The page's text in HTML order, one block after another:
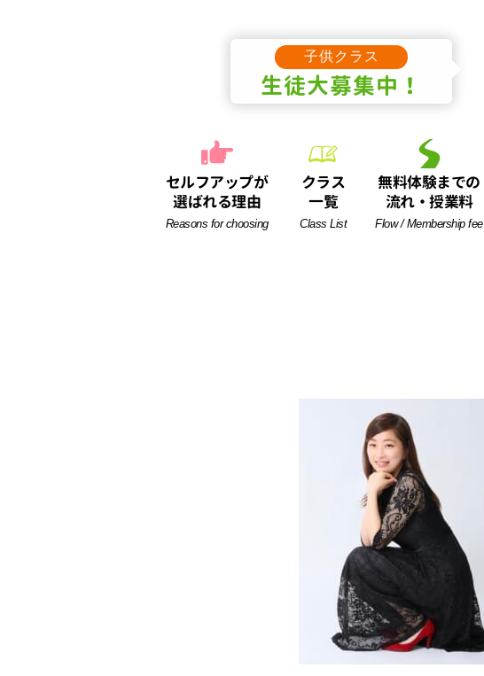
子供クラス
生徒大募集中！
セルフアップが
選ばれる理由
Reasons for choosing
クラス
一覧
Class List
無料体験までの
流れ・授業料
Flow / Membership fee